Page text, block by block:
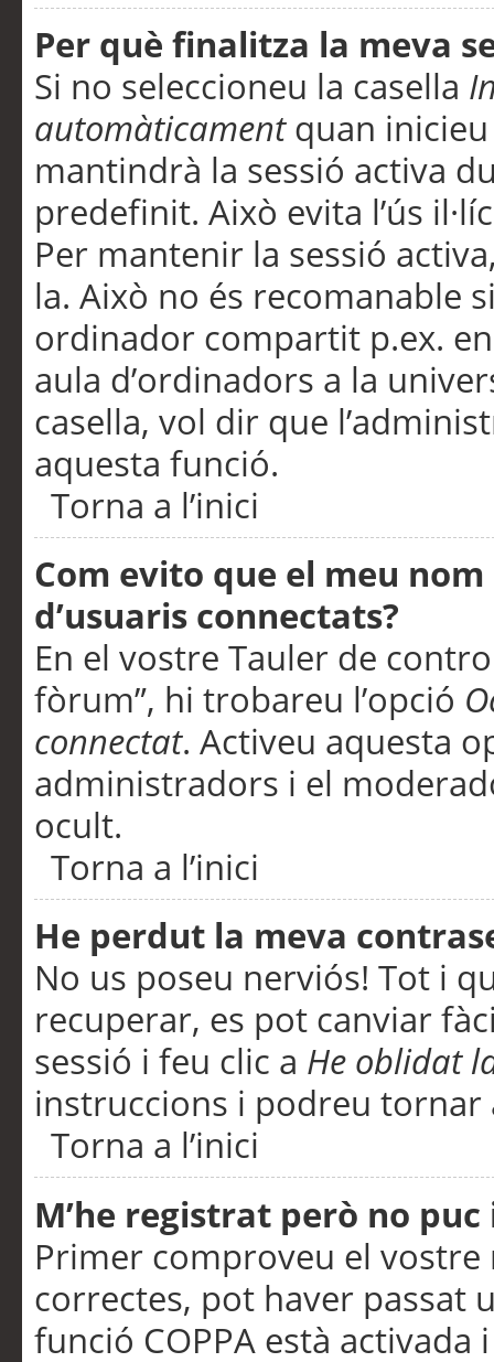
Per què finalitza la meva
Si no seleccioneu la casella
automàticamentquan inicieu
mantindrà la sessió activa
predefinit. Això evita l’ús
Per mantenir la sessió
la. Això no és recomanable
ordinador compartit p.ex.
aula d’ordinadors a la
casella, vol dir que
aquesta funció.
Torna a l’inici
Com evito que el meu
d’usuaris connectats?
En el vostre Tauler de
fòrum”, hi trobareu l’opció
connectat. Activeu aquesta
administradors i el
ocult.
Torna a l’inici
He perdut la meva
No us poseu nerviós! Tot i
recuperar, es pot canviar
sessió i feu clic a He oblidat
instruccions i podreu tornar
Torna a l’inici
M’he registrat però no
Primer comproveu el vostre
correctes, pot haver passat
funció COPPA està